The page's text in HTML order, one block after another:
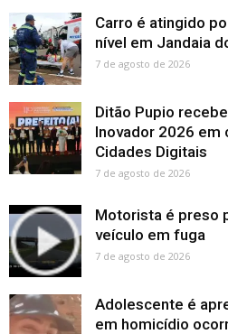
Carro é atingido
nível em Jandaia
7 de agosto de 2026
Ditão Pupio
Inovador 2026 em
Cidades Digitais
7 de agosto de 2026
Motorista é preso
veículo em fuga
7 de agosto de 2026
Adolescente é
em homicídio